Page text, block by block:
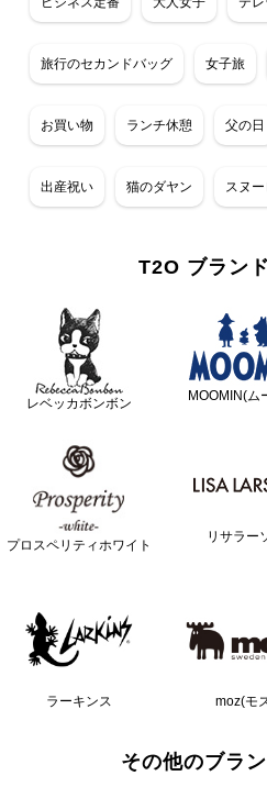
旅行のセカンドバッグ 女子旅
お買い物 ランチ休憩 父の日
出産祝い 猫のダヤン スヌ
T2O ブラン
レベッカボンボン MOOMIN(ム
プロスペリティホワイト
リサラー
ラーキンス moz(モ
その他のブラ